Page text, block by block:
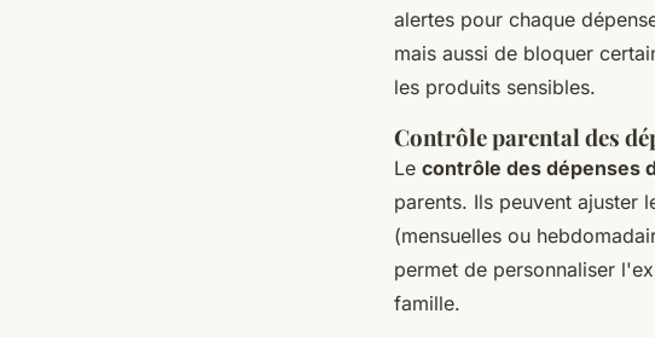
alertes pour chaque
mais aussi de bloquer
les produits sensibles.
Contrôle parental des
Le contrôle des dépenses
parents. Ils peuvent ajuster
(mensuelles ou
permet de personnaliser
famille.